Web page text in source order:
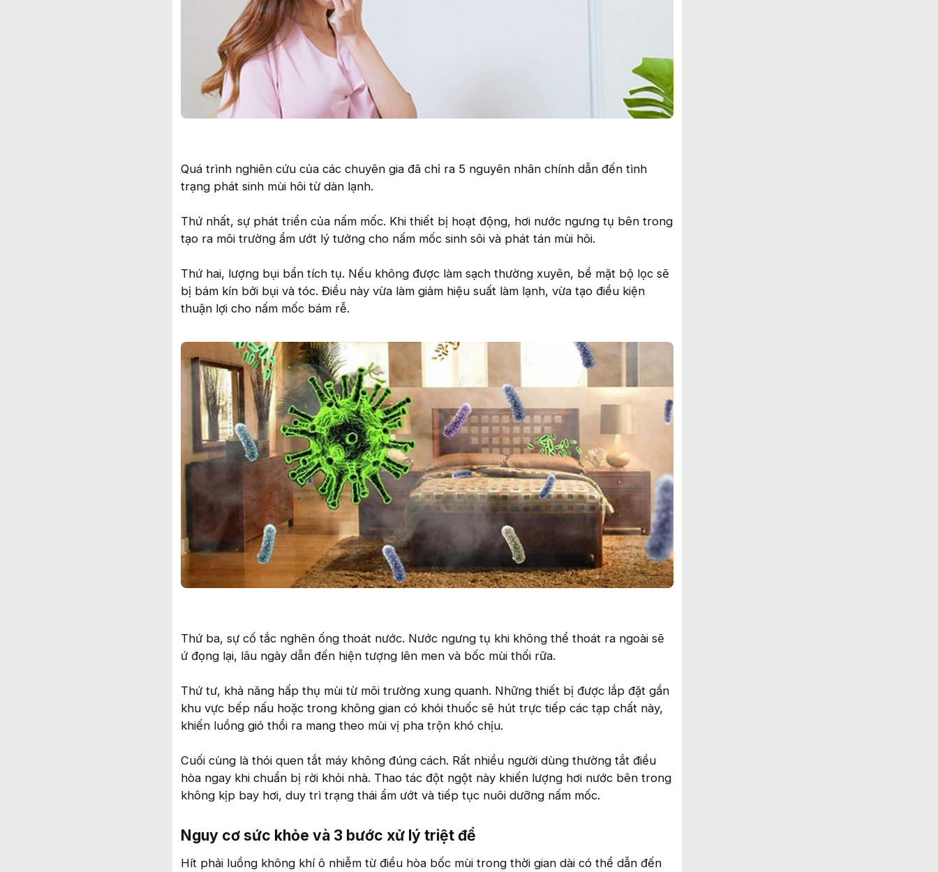
Quá trình nghiên cứu của các chuyên gia đã chỉ ra 5 nguyên nhân chính dẫn đến tình
trạng phát sinh mùi hôi từ dàn lạnh.
Thứ nhất, sự phát triển của nấm mốc. Khi thiết bị hoạt động, hơi nước ngưng tụ bên trong
tạo ra môi trường ẩm ướt lý tưởng cho nấm mốc sinh sôi và phát tán mùi hôi.
Thứ hai, lượng bụi bẩn tích tụ. Nếu không được làm sạch thường xuyên, bề mặt bộ lọc sẽ
bị bám kín bởi bụi và tóc. Điều này vừa làm giảm hiệu suất làm lạnh, vừa tạo điều kiện
thuận lợi cho nấm mốc bám rễ.
Thứ ba, sự cố tắc nghẽn ống thoát nước. Nước ngưng tụ khi không thể thoát ra ngoài sẽ
ứ đọng lại, lâu ngày dẫn đến hiện tượng lên men và bốc mùi thối rữa.
Thứ tư, khả năng hấp thụ mùi từ môi trường xung quanh. Những thiết bị được lắp đặt gần
khu vực bếp nấu hoặc trong không gian có khói thuốc sẽ hút trực tiếp các tạp chất này,
khiến luồng gió thổi ra mang theo mùi vị pha trộn khó chịu.
Cuối cùng là thói quen tắt máy không đúng cách. Rất nhiều người dùng thường tắt điều
hòa ngay khi chuẩn bị rời khỏi nhà. Thao tác đột ngột này khiến lượng hơi nước bên trong
không kịp bay hơi, duy trì trạng thái ẩm ướt và tiếp tục nuôi dưỡng nấm mốc.
Nguy cơ sức khỏe và 3 bước xử lý triệt để​
Hít phải luồng không khí ô nhiễm từ điều hòa bốc mùi trong thời gian dài có thể dẫn đến